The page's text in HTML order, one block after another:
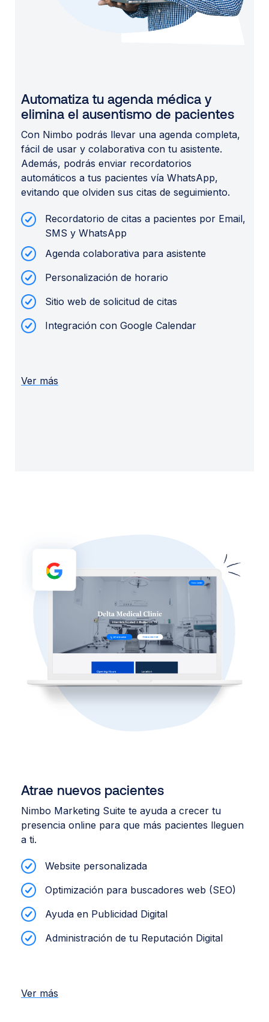
Automatiza tu agenda médica y
elimina el ausentismo de pacientes
Con Nimbo podrás llevar una agenda completa,
fácil de usar y colaborativa con tu asistente.
Además, podrás enviar recordatorios
automáticos a tus pacientes vía WhatsApp,
evitando que olviden sus citas de seguimiento.
Recordatorio de citas a pacientes por Email,
SMS y WhatsApp
Agenda colaborativa para asistente
Personalización de horario
Sitio web de solicitud de citas
Integración con Google Calendar
Ver más
Atrae nuevos pacientes
Nimbo Marketing Suite te ayuda a crecer tu
presencia online para que más pacientes lleguen
a ti.
Website personalizada
Optimización para buscadores web (SEO)
Ayuda en Publicidad Digital
Administración de tu Reputación Digital
Ver más